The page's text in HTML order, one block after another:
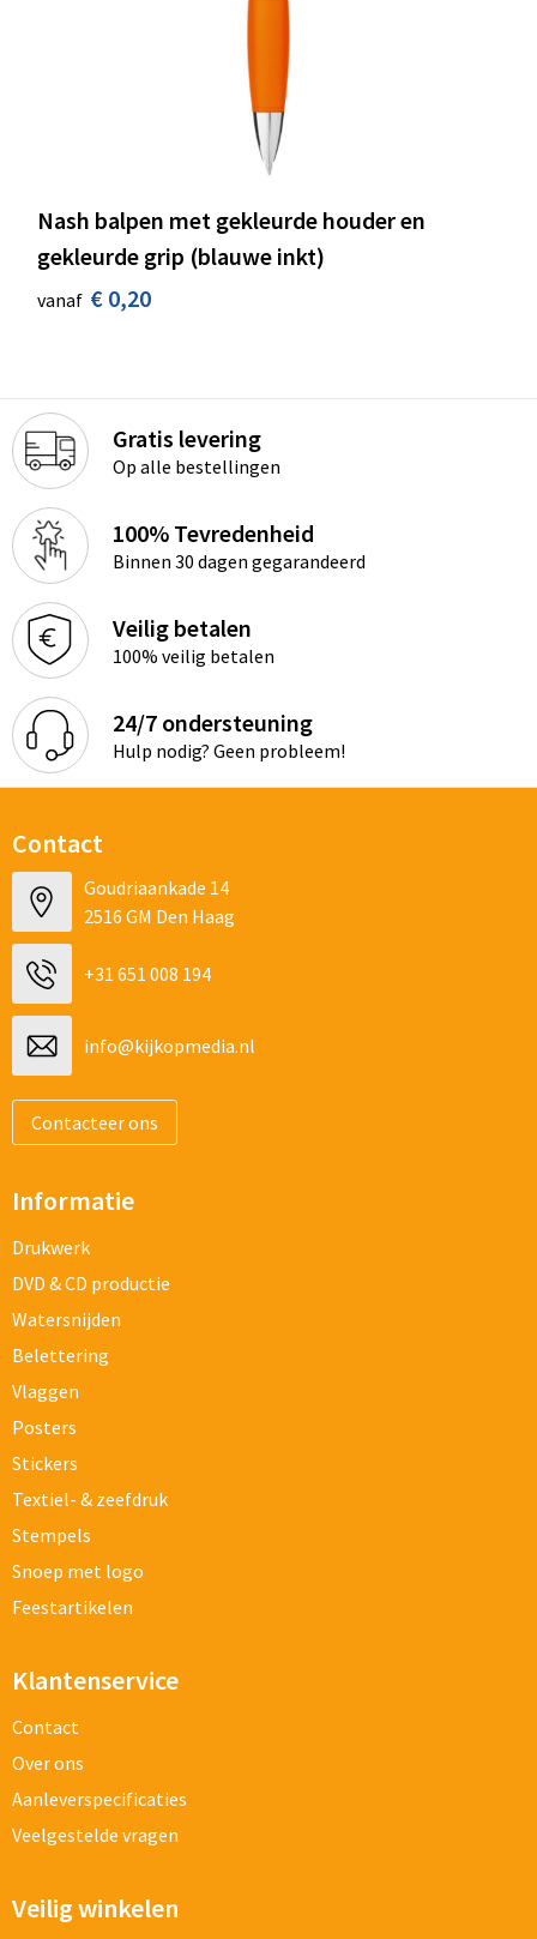
Nash balpen met gekleurde houder en
gekleurde grip (blauwe inkt)
vanaf € 0,20
Gratis levering
Op alle bestellingen
100% Tevredenheid
Binnen 30 dagen gegarandeerd
Veilig betalen
100% veilig betalen
24/7 ondersteuning
Hulp nodig? Geen probleem!
Contact
Goudriaankade 14
2516 GM Den Haag
+31 651 008 194
info@kijkopmedia.nl
Contacteer ons
Informatie
Drukwerk
DVD & CD productie
Watersnijden
Belettering
Vlaggen
Posters
Stickers
Textiel- & zeefdruk
Stempels
Snoep met logo
Feestartikelen
Klantenservice
Contact
Over ons
Aanleverspecificaties
Veelgestelde vragen
Veilig winkelen